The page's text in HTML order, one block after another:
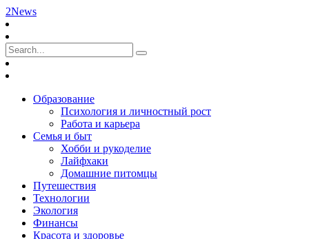
2News
Образование
Психология и личностный рост
Работа и карьера
Семья и быт
Хобби и рукоделие
Лайфхаки
Домашние питомцы
Путешествия
Технологии
Экология
Финансы
Красота и здоровье